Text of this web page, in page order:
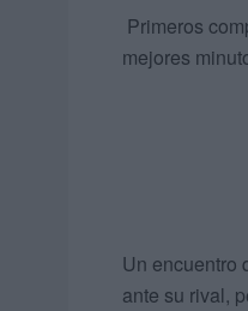
Primeros
mejores
Un encuentro
ante su rival,